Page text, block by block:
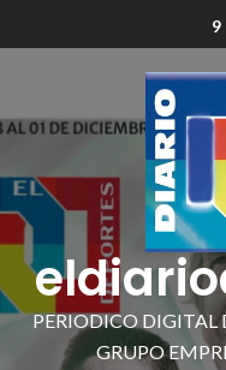
9
PERIODICO DIGITAL
GRUPO